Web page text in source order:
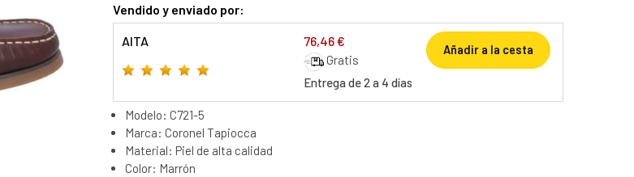
Vendido y enviado por:
AITA 76,46 €
Gratis
Entrega de 2 a 4 días
Añadir a la cesta
Modelo: C721-5
Marca: Coronel Tapiocca
Material: Piel de alta calidad
Color: Marrón